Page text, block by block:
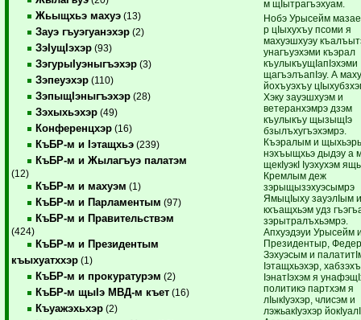
Жьыщхьэ махуэ (13)
Зауэ гъуэгуанэхэр (2)
ЗэIущIэхэр (93)
ЗэгурыIуэныгъэхэр (3)
Зэпеуэхэр (110)
ЗэпыщIэныгъэхэр (28)
Зэхыхьэхэр (49)
Конференцхэр (16)
КъБР-м и Iэтащхьэ (239)
КъБР-м и Жылагъуэ палатэм
(12)
КъБР-м и махуэм (1)
КъБР-м и Парламентым (97)
КъБР-м и Правительствэм
(424)
КъБР-м и Президентым
къыхуатххэр (1)
КъБР-м и прокуратурэм (2)
КъБР-м щыIэ МВД-м къет (16)
Къуажэхьхэр (2)
м щIытрагъэхуам.
Нобэ Урысейм
р цIыхухъу псоми я
махуэшхуэу
унагъуэхэми къэрал
къулыкъущIапIэхэми
щагъэлъапIэу. А
йохъуэхъу
Хэку зауэшхуэм и
ветеранхэмрэ дзэм
къулыкъу щызыщIэ
бзылъхугъэхэмрэ.
Къэралым и
нэхъыщхьэ дыдэу а
щекIуэкI Iуэхухэм
Кремлым деж
зэрыщызэхуэсымрэ
ЯмыцIыху зауэлIым
кхъащхьэм удз
зэрытралъхьэмрэ.
Апхуэдэуи Урысейм
Президентыр,
Зэхуэсым и
Iэтащхьэхэр,
IэнатIэхэм я
политикэ партхэм я
лIыкIуэхэр, члисэм и
лэжьакIуэхэр